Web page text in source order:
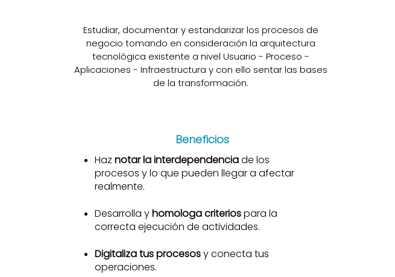
Estudiar, documentar y estandarizar los procesos de
negocio tomando en consideración la arquitectura
tecnológica existente a nivel Usuario - Proceso -
Aplicaciones - Infraestructura y con ello sentar las bases
de la transformación.
Haz notar la interdependenciade los
procesos y lo que pueden llegar a afectar
realmente.
Desarrolla yhomologa criteriospara la
correcta ejecución de actividades.
Digitaliza tus procesosy conecta tus
operaciones.
Beneficios